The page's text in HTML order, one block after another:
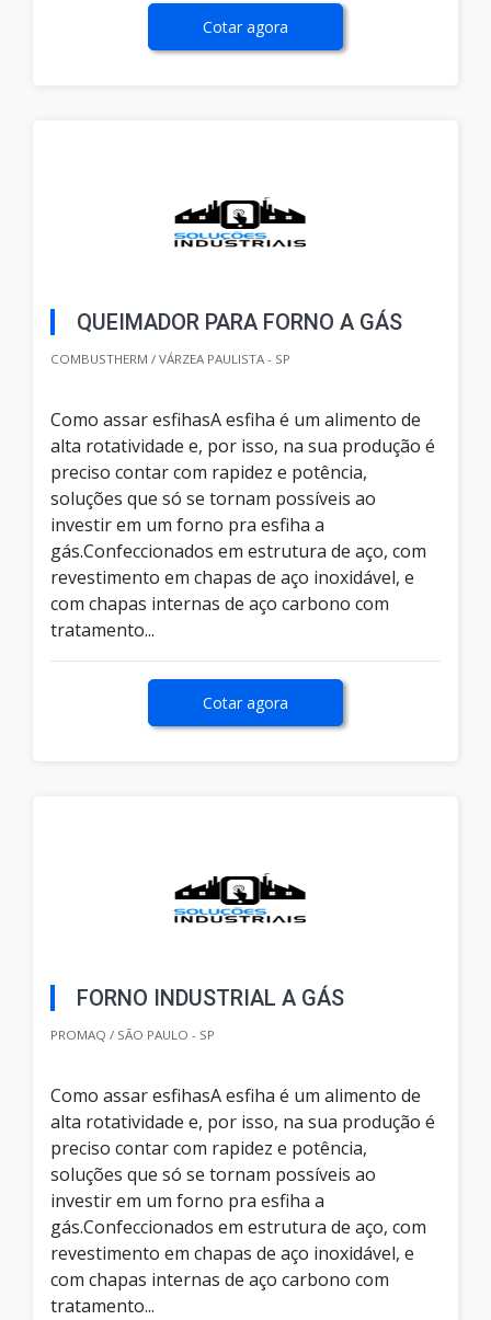
Cotar agora
QUEIMADOR PARA FORNO A GÁS
COMBUSTHERM / VÁRZEA PAULISTA - SP
Como assar esfihasA esfiha é um alimento de
alta rotatividade e, por isso, na sua produção é
preciso contar com rapidez e potência,
soluções que só se tornam possíveis ao
investir em um forno pra esfiha a
gás.Confeccionados em estrutura de aço, com
revestimento em chapas de aço inoxidável, e
com chapas internas de aço carbono com
tratamento...
Cotar agora
FORNO INDUSTRIAL A GÁS
PROMAQ / SÃO PAULO - SP
Como assar esfihasA esfiha é um alimento de
alta rotatividade e, por isso, na sua produção é
preciso contar com rapidez e potência,
soluções que só se tornam possíveis ao
investir em um forno pra esfiha a
gás.Confeccionados em estrutura de aço, com
revestimento em chapas de aço inoxidável, e
com chapas internas de aço carbono com
tratamento...